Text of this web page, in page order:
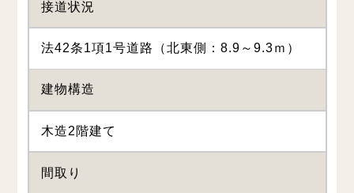
接道状況
法42条1項1号道路（北東側：8.9～9.3ｍ）
建物構造
木造2階建て
間取り